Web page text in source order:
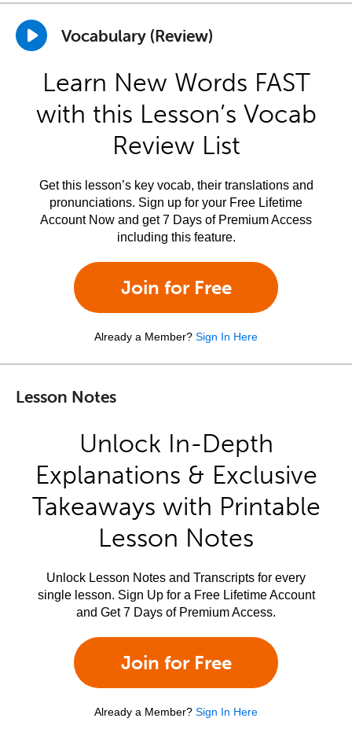
Vocabulary (Review)
Learn New Words FAST
with this Lesson’s Vocab
Review List
Get this lesson’s key vocab, their translations and
pronunciations. Sign up for your Free Lifetime
Account Now and get 7 Days of Premium Access
including this feature.
Join for Free
Already a Member? Sign In Here
Lesson Notes
Unlock In-Depth
Explanations & Exclusive
Takeaways with Printable
Lesson Notes
Unlock Lesson Notes and Transcripts for every
single lesson. Sign Up for a Free Lifetime Account
and Get 7 Days of Premium Access.
Join for Free
Already a Member? Sign In Here